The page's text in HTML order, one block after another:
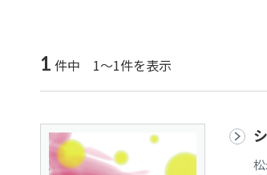
1 件中 1～1件を表示